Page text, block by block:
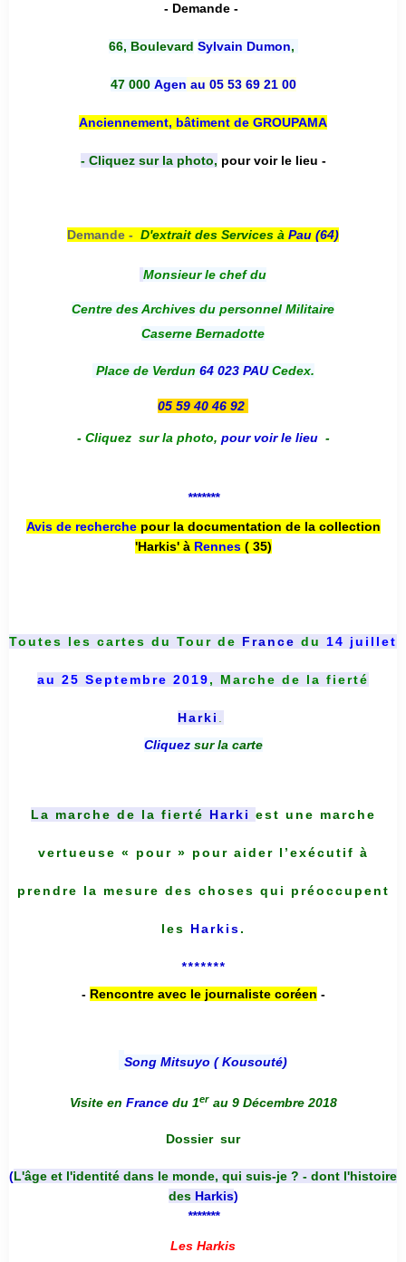
- Demande -
66, Boulevard Sylvain Dumon,
47 000 Agen au 05 53 69 21 00
Anciennement, bâtiment de GROUPAMA
- Cliquez sur la photo, pour voir le lieu -
Demande - D'extrait des Services à Pau (64)
Monsieur le chef du
Centre des Archives du personnel Militaire
Caserne Bernadotte
Place de Verdun 64 023 PAUCedex.
05 59 40 46 92
- Cliquez sur la photo, pour voir le lieu -
*******
Avis de recherche pour la documentation de la collection
'Harkis' à Rennes( 35)
Toutes les cartes du Tour de France du 14 juillet
au 25 Septembre 2019, Marche de la fierté
Harki
Cliquez sur la carte
La marche de la fierté Harki est une marche
vertueuse « pour » pour aider l’exécutif à
prendre la mesure des choses qui préoccupent
les Harkis.
*******
- Rencontre avec le journaliste coréen -
Song Mitsuyo ( Kousouté)
Visite en France du 1er au 9 Décembre 2018
Dossier sur
(L'âge et l'identité dans le monde, qui suis-je ? - dont l'histoire
des Harkis)
*******
Les Harkis